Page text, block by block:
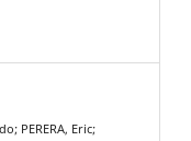
PERERA, Eric;